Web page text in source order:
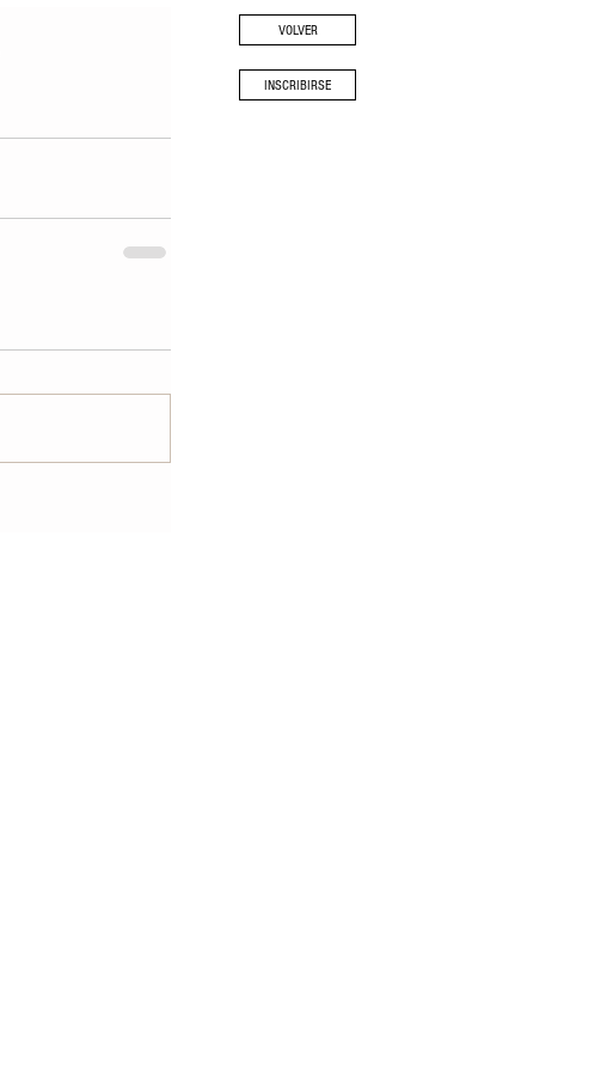
VOLVER
INSCRIBIRSE